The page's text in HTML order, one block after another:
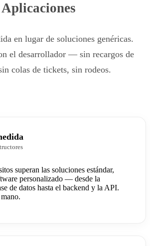
Aplicaciones
en lugar de soluciones genéricas.
el desarrollador — sin recargos de
colas de tickets, sin rodeos.
superan las soluciones estándar,
personalizado — desde la
de datos hasta el backend y la API.